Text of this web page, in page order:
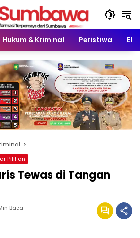
Hukum & Kriminal Peristiwa
Pilihan
Tewas di Tangan
Baca